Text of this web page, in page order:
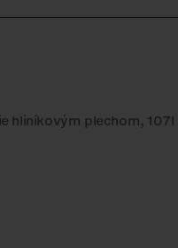
hliníkovým plechom, 107l